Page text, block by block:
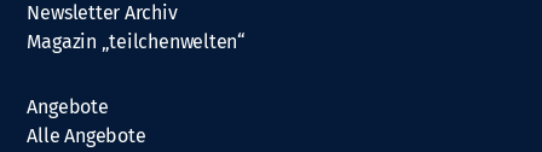
Newsletter Archiv
Magazin „teilchenwelten“
Angebote
Alle Angebote